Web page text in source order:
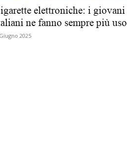
elettroniche: i giovani
ne fanno sempre più uso
2025